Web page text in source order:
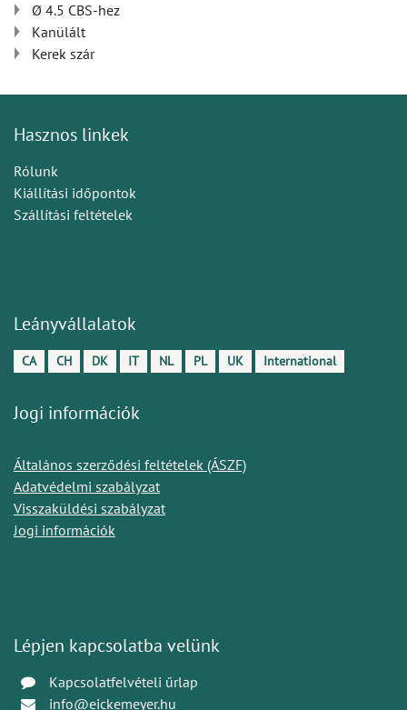
Ø 4.5 CBS-hez
Kanülált
Kerek szár
Hasznos linkek
Rólunk
Kiállítási időpontok
Szállítási feltételek
Leányvállalatok
CA CH DK IT NL PL UK International
Jogi információk
Általános szerződési feltételek (ÁSZF)
Adatvédelmi szabályzat
Visszaküldési szabályzat
Jogi információk
Lépjen kapcsolatba velünk
Kapcsolatfelvételi űrlap
info@eickemeyer.hu